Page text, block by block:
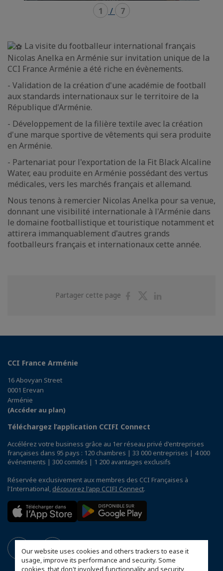
Our website uses cookies and others trackers to ease it
usage, improve its performance and security. Some
cookies, that don't involved functionnality and security,
1 / 7
La visite du footballeur international français
Nicolas Anelka en Arménie sur invitation unique de la
CCI France Arménie a été riche en évènements.
- Validation de la création d'une académie de football
aux standards internationaux sur le territoire de la
République d'Arménie.
- Développement de la filière textile avec la création
d'une marque sportive de vêtements qui sera produite
en Arménie.
- Partenariat pour l'exportation de la Fit Black Alcaline
Water, eau produite en Arménie possédant des vertus
médicales, vers les marchés français et allemand.
Nous tenons à remercier Nicolas Anelka pour sa venue,
donnant une visibilité internationale à l'Arménie dans
le domaine footballistique et touristique notamment et
attirera immanquablement d'autres grands
footballeurs français et internationaux cette année.
Partager cette page
PartagerPartager
CCI France Arménie
16 Abovyan Street
0001 Erevan
Arménie
(Accéder au plan)
Téléchargez l’application CCIFI Connect
Accélérez votre business grâce au 1er réseau privé d'entreprises
françaises dans 95 pays : 120 chambres | 33 000 entreprises | 4 000
événements | 300 comités | 1 200 avantages exclusifs
Réservée exclusivement aux membres des CCI Françaises à
l'International, découvrez l'app CCIFI Connect.